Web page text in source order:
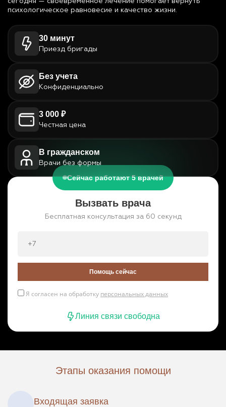
психологическое равновесие и качество жизни.
30 минут
Приезд бригады
Без учета
Конфиденциально
3 000 ₽
Честная цена
В гражданском
Врачи без формы
Сейчас работают 5 врачей
Вызвать врача
Бесплатная консультация за 60 секунд
Помощь сейчас
Я согласен на обработку персональных данных
Линия связи свободна
Этапы оказания помощи
Входящая заявка